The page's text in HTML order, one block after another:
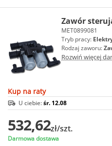
Zawór
MET0899081
Tryb pracy:
Rodzaj zaworu:
Rozwiń więcej
Kup na raty
U ciebie:śr. 12.08
532,62zł/szt.
Darmowa dostawa